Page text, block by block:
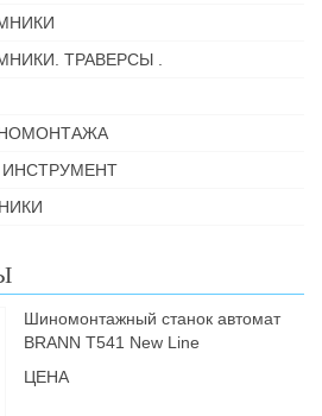
ТРАВЕРСЫ .
Шиномонтажный станок автомат
BRANN Т541 New Line
ЦЕНА